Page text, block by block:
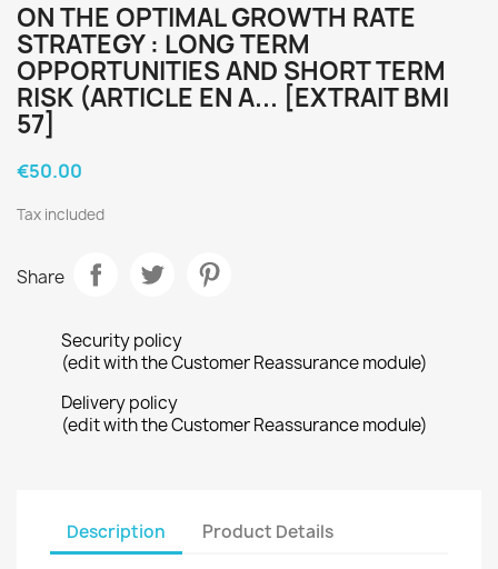
ON THE OPTIMAL GROWTH RATE
STRATEGY : LONG TERM
OPPORTUNITIES AND SHORT TERM
RISK (ARTICLE EN A... [EXTRAIT BMI
57]
€50.00
Tax included
Share
Security policy
(edit with the Customer Reassurance module)
Delivery policy
(edit with the Customer Reassurance module)
Description Product Details